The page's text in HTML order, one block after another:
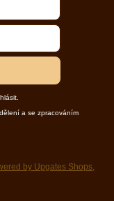
a se zpracováním
by Upgates Shops,